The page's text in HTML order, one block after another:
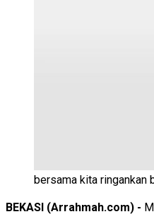
bersama kita ringankan
BEKASI (Arrahmah.com) -